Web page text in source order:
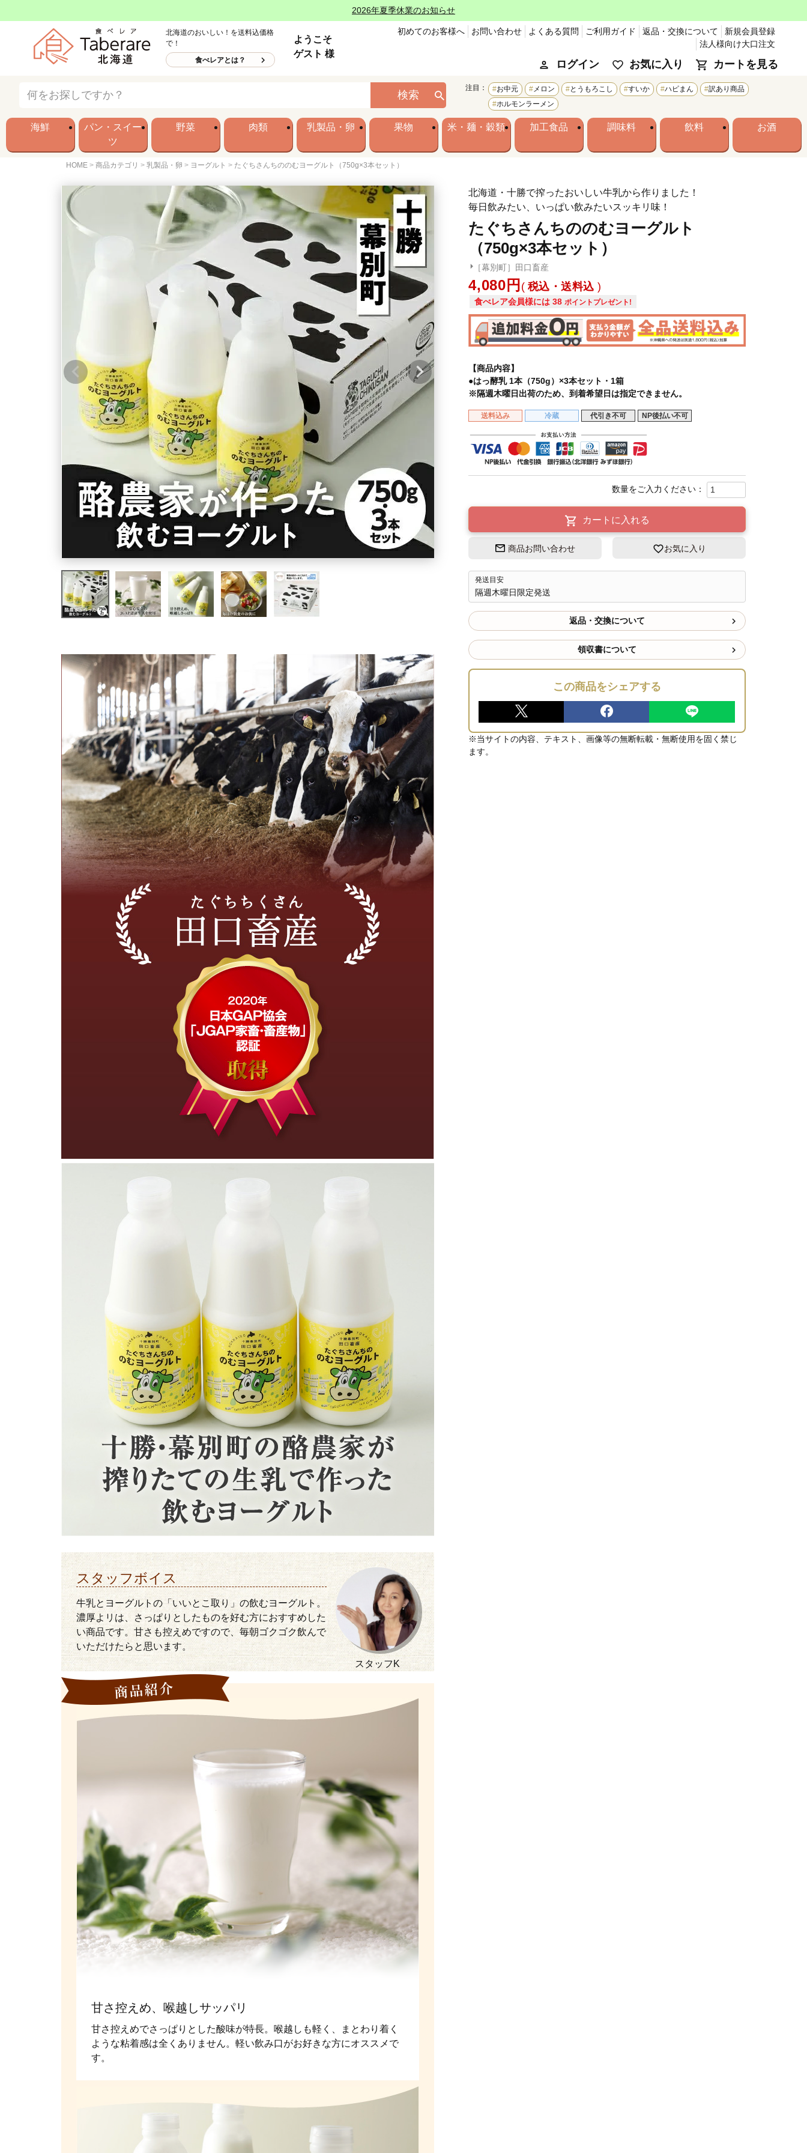
2026年夏季休業のお知らせ
北海道のおいしい！を送料込価格
で！
食べレアとは？
ようこそ
ゲスト 様
初めてのお客様へ お問い合わせ よくある質問 ご利用ガイド 返品・交換について
新規会員登録
法人様向け大口注文
ログイン お気に入り カートを見る
検索
注目： お中元 メロン とうもろこし すいか ハピまん
訳あり商品
ホルモンラーメン
海鮮
パン・スイー
ツ
野菜 肉類 乳製品・卵 果物 米・麺・穀類 加工食品 調味料 飲料 お酒
HOME 商品カテゴリ 乳製品・卵 ヨーグルト たぐちさんちののむヨーグルト（750g×3本セット）
北海道・十勝で搾ったおいしい牛乳から作りました！
毎日飲みたい、いっぱい飲みたいスッキリ味！
たぐちさんちののむヨーグルト
（750g×3本セット）
［幕別町］田口畜産
4,080 税込・送料込
食べレア会員様には 38 ポイントプレゼント!
【商品内容】
●はっ酵乳 1本（750g）×3本セット・1箱
※隔週木曜日出荷のため、到着希望日は指定できません。
送料込み 冷蔵 代引き不可 NP後払い不可
カートに入れる
商品お問い合わせ お気に入り
発送目安
隔週木曜日限定発送
返品・交換について
領収書について
この商品をシェアする
※当サイトの内容、テキスト、画像等の無断転載・無断使用を固く禁じ
ます。
スタッフボイス
牛乳とヨーグルトの「いいとこ取り」の飲むヨーグルト。
濃厚よリは、さっぱりとしたものを好む方におすすめした
い商品です。甘さも控えめですので、毎朝ゴクゴク飲んで
いただけたらと思います。
スタッフK
甘さ控えめ、喉越しサッパリ
甘さ控えめでさっぱりとした酸味が特長。喉越しも軽く、まとわり着く
ような粘着感は全くありません。軽い飲み口がお好きな方にオススメで
す。